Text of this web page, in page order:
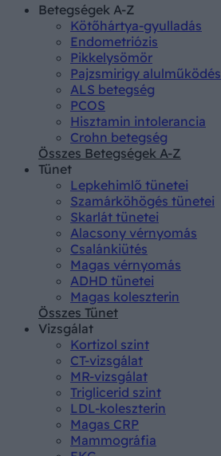
Betegségek A-Z
Kötőhártya-gyulladás
Endometriózis
Pikkelysömör
Pajzsmirigy alulműködés
ALS betegség
PCOS
Hisztamin intolerancia
Crohn betegség
Összes Betegségek A-Z
Tünet
Lepkehimlő tünetei
Szamárköhögés tünetei
Skarlát tünetei
Alacsony vérnyomás
Csalánkiütés
Magas vérnyomás
ADHD tünetei
Magas koleszterin
Összes Tünet
Vizsgálat
Kortizol szint
CT-vizsgálat
MR-vizsgálat
Triglicerid szint
LDL-koleszterin
Magas CRP
Mammográfia